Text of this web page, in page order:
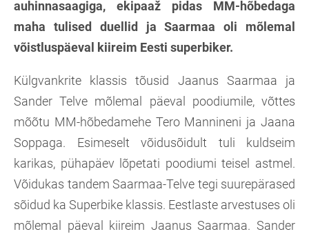
auhinnasaagiga, ekipaaž pidas MM-hõbedaga
maha tulised duellid ja Saarmaa oli mõlemal
võistluspäeval kiireim Eesti superbiker.
Külgvankrite klassis tõusid Jaanus Saarmaa ja
Sander Telve mõlemal päeval poodiumile, võttes
mõõtu MM-hõbedamehe Tero Mannineni ja Jaana
Soppaga. Esimeselt võidusõidult tuli kuldseim
karikas, pühapäev lõpetati poodiumi teisel astmel.
Võidukas tandem Saarmaa-Telve tegi suurepärased
sõidud ka Superbike klassis. Eestlaste arvestuses oli
mõlemal päeval kiireim Jaanus Saarmaa. Sander